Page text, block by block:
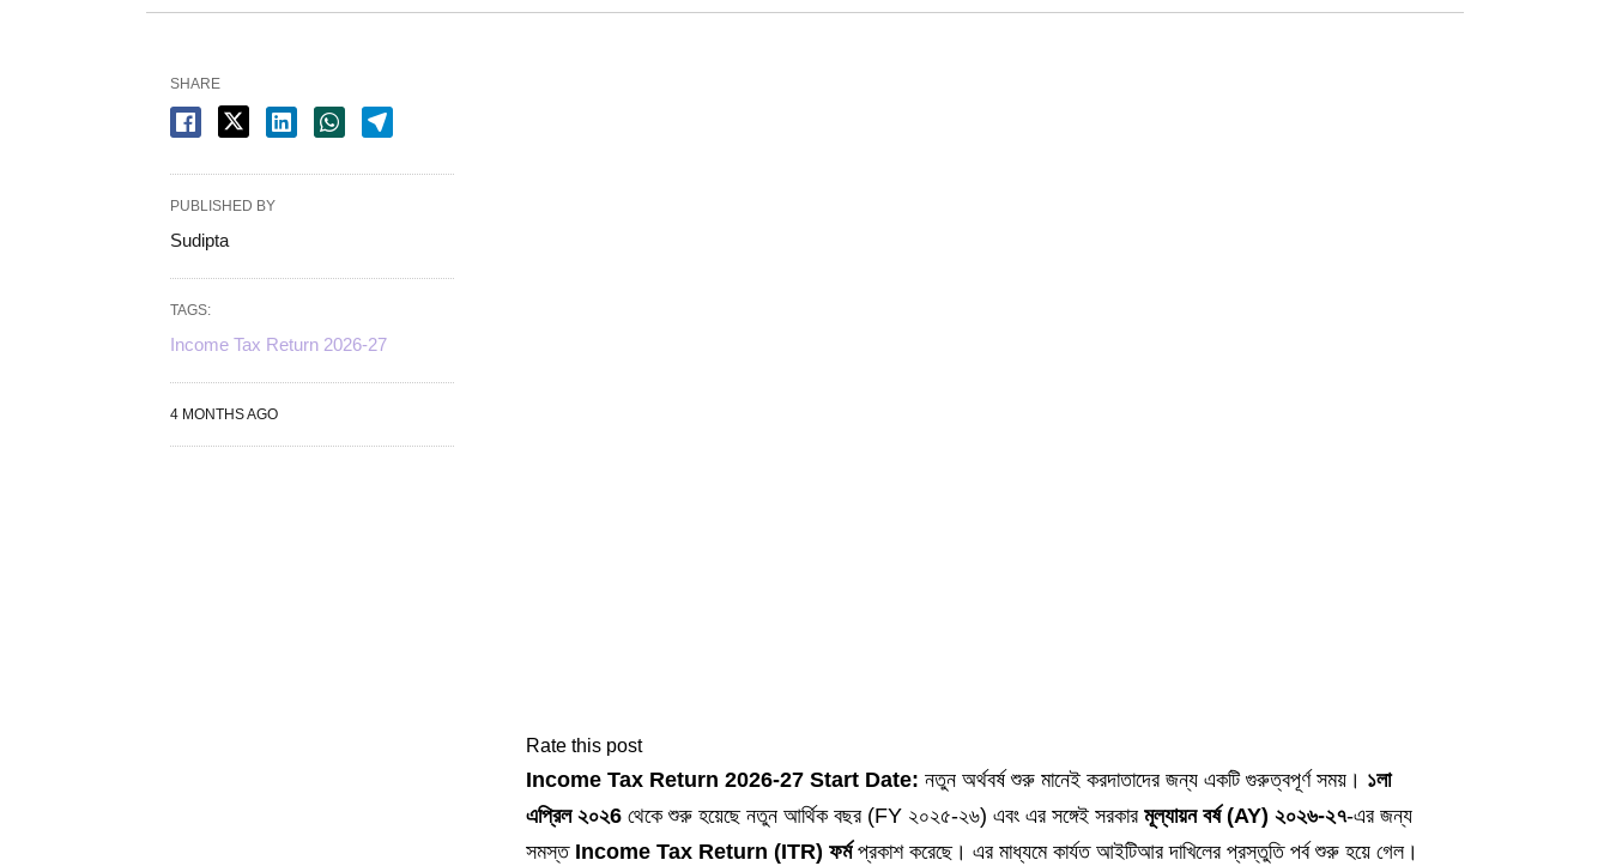
Rate this post
Income Tax Return 2026-27 Start Date: নতুন অর্থবর্ষ শুরু মানেই করদাতাদের জন্য একটি গুরুত্বপূর্ণ সময়। ১লা
এপ্রিল ২০২6থেকে শুরু হয়েছে নতুন আর্থিক বছর (FY ২০২৫-২৬) এবং এর সঙ্গেই সরকার মূল্যায়ন বর্ষ (AY) ২০২৬-২৭-এর জন্য
সমস্ত Income Tax Return (ITR) ফর্মপ্রকাশ করেছে। এর মাধ্যমে কার্যত আইটিআর দাখিলের প্রস্তুতি পর্ব শুরু হয়ে গেল।
SHARE
PUBLISHED BY
Sudipta
TAGS:
Income Tax Return 2026-27
4 MONTHS AGO